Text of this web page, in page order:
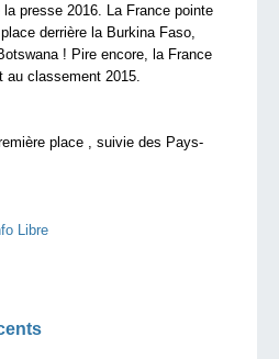
presse 2016. La France pointe
derrière la Burkina Faso,
! Pire encore, la France
au classement 2015.
place , suivie des Pays-
Libre